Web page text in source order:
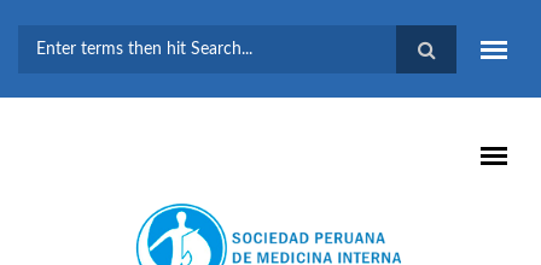
BÚSQUEDA